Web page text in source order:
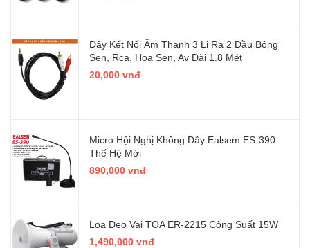
Dây Kết Nối Âm Thanh 3 Li Ra 2 Đầu Bông
Sen, Rca, Hoa Sen, Av Dài 1.8 Mét
20,000 vnđ
Micro Hội Nghị Không Dây Ealsem ES-390
Thế Hệ Mới
890,000 vnđ
Loa Đeo Vai TOA ER-2215 Công Suất 15W
1,490,000 vnđ